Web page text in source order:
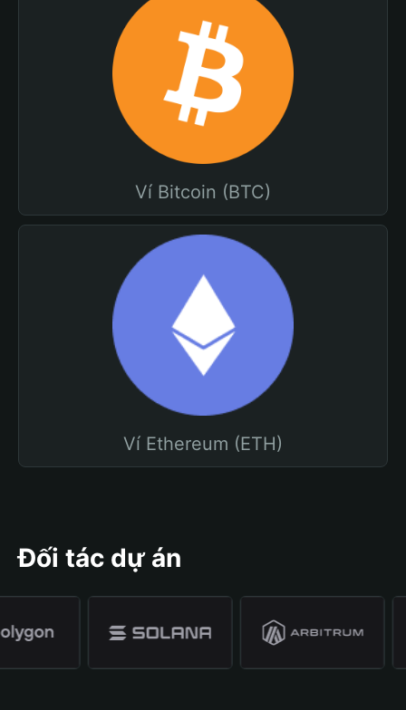
Ví Bitcoin (BTC)
Ví Ethereum (ETH)
Đối tác dự án